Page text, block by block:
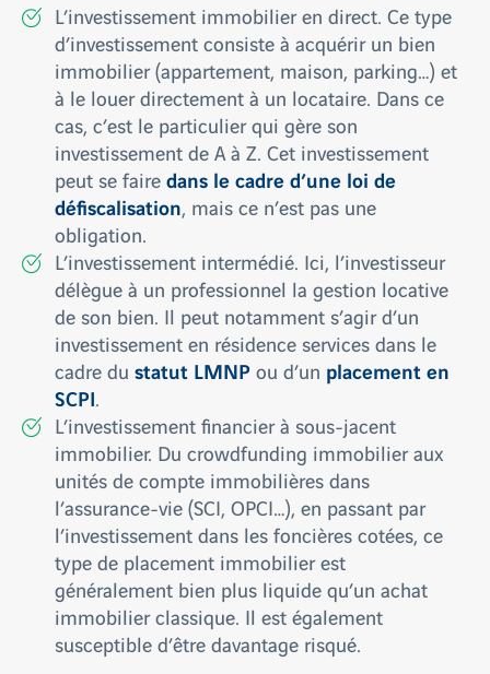
L’investissement immobilier en direct. Ce type
d’investissement consiste à acquérir un bien
immobilier (appartement, maison, parking…) et
à le louer directement à un locataire. Dans ce
cas, c’est le particulier qui gère son
investissement de A à Z. Cet investissement
peut se fairedans le cadre d’une loi de
défiscalisation, mais ce n’est pas une
obligation.
L’investissement intermédié. Ici, l’investisseur
délègue à un professionnel la gestion locative
de son bien. Il peut notamment s’agir d’un
investissement en résidence services dans le
cadre du statut LMNPou d’un placement en
SCPI.
L’investissement financier à sous-jacent
immobilier. Du crowdfunding immobilier aux
unités de compte immobilières dans
l’assurance-vie (SCI, OPCI…), en passant par
l’investissement dans les foncières cotées, ce
type de placement immobilier est
généralement bien plus liquide qu’un achat
immobilier classique. Il est également
susceptible d’être davantage risqué.